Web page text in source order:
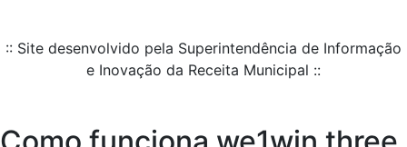
:: Site desenvolvido pela Superintendência de Informação
e Inovação da Receita Municipal ::